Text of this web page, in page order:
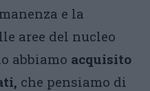
e la
aree del nucleo
abbiamo acquisito
che pensiamo di